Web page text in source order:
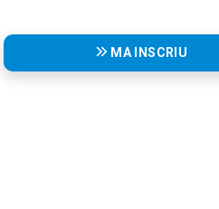
MA INSCRIU